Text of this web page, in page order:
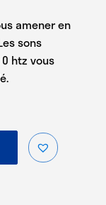
amener en
sons
htz vous